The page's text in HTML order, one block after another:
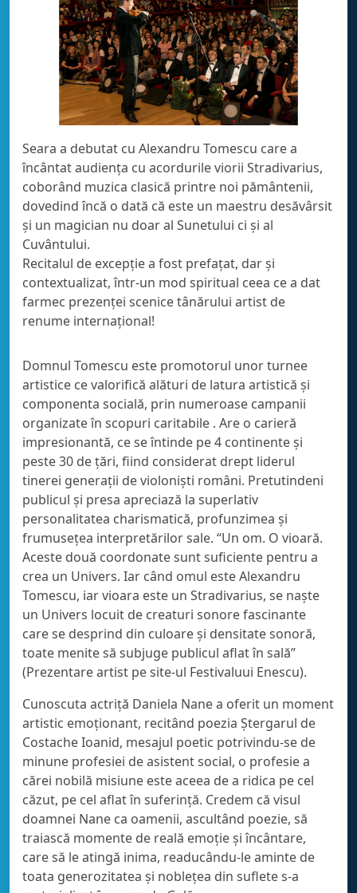
Seara a debutat cu Alexandru Tomescu care a
încântat audiența cu acordurile viorii Stradivarius,
coborând muzica clasică printre noi pământenii,
dovedind încă o dată că este un maestru desăvârsit
și un magician nu doar al Sunetului ci și al
Cuvântului.
Recitalul de excepție a fost prefațat, dar și
contextualizat, într-un mod spiritual ceea ce a dat
farmec prezenței scenice tânărului artist de
renume internațional!
Domnul Tomescu este promotorul unor turnee
artistice ce valorifică alături de latura artistică şi
componenta socială, prin numeroase campanii
organizate în scopuri caritabile . Are o carieră
impresionantă, ce se întinde pe 4 continente şi
peste 30 de ţări, fiind considerat drept liderul
tinerei generaţii de violonişti români. Pretutindeni
publicul şi presa apreciază la superlativ
personalitatea charismatică, profunzimea şi
frumuseţea interpretărilor sale. “Un om. O vioară.
Aceste două coordonate sunt suficiente pentru a
crea un Univers. Iar când omul este Alexandru
Tomescu, iar vioara este un Stradivarius, se naşte
un Univers locuit de creaturi sonore fascinante
care se desprind din culoare şi densitate sonoră,
toate menite să subjuge publicul aflat în sală”
(Prezentare artist pe site-ul Festivaluui Enescu).
Cunoscuta actriță Daniela Nane a oferit un moment
artistic emoționant, recitând poezia Ștergarul de
Costache Ioanid, mesajul poetic potrivindu-se de
minune profesiei de asistent social, o profesie a
cărei nobilă misiune este aceea de a ridica pe cel
căzut, pe cel aflat în suferință. Credem că visul
doamnei Nane ca oamenii, ascultând poezie, să
traiască momente de reală emoție și încântare,
care să le atingă inima, readucându-le aminte de
toata generozitatea și noblețea din suflete s-a